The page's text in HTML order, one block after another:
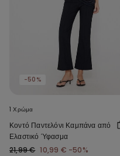
-50%
1 Χρώμα
Κοντό Παντελόνι Καμπάνα από
Ελαστικό Ύφασμα
21,99 € 10,99 € -50%